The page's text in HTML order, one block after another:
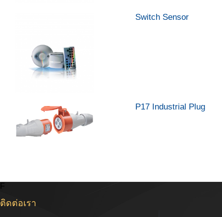
Switch Sensor
P17 Industrial Plug
F
ติดต่อเรา